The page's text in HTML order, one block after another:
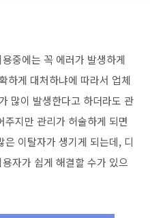
중에는 꼭 에러가 발생하게
하게 대처하냐에 따라서 업체
많이 발생한다고 하더라도 관
지만 관리가 허술하게 되면
이탈자가 생기게 되는데, 디
자가 쉽게 해결할 수가 있으